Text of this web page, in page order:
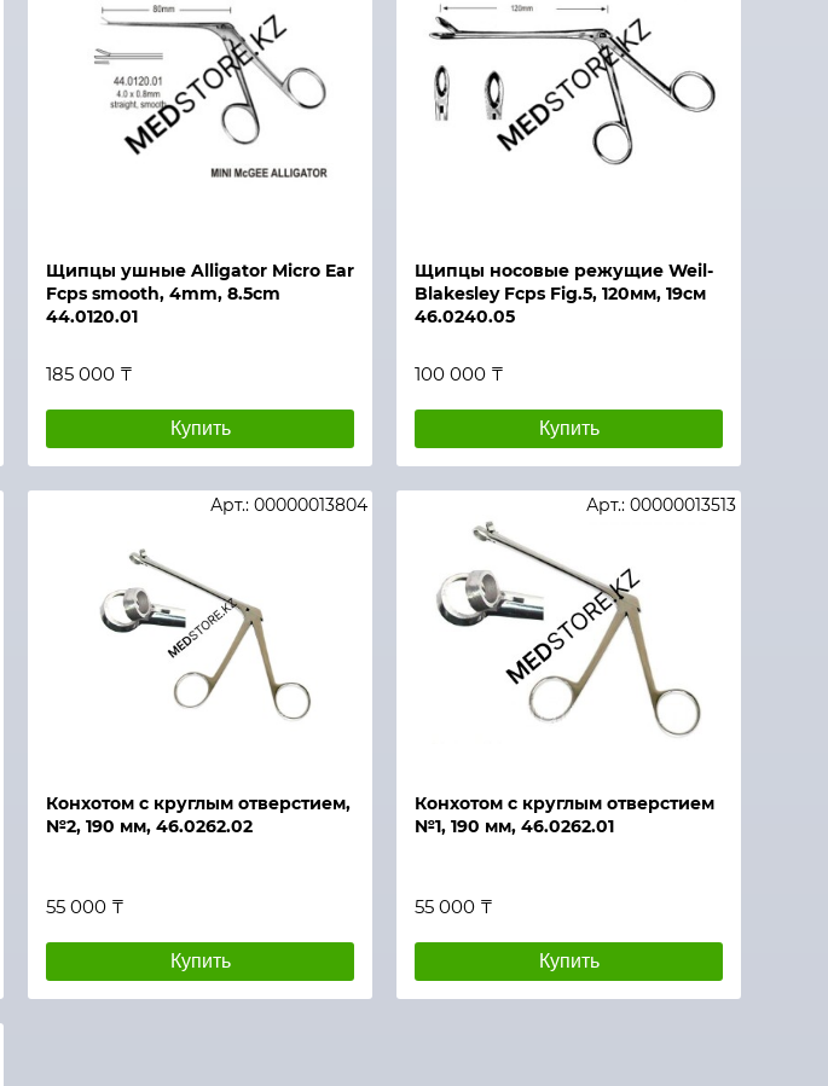
Щипцы ушные Alligator Micro Ear
Fcps smooth, 4mm, 8.5cm
44.0120.01
185 000 ₸
Купить
Щипцы носовые режущие Weil-
Blakesley Fcps Fig.5, 120мм, 19см
46.0240.05
100 000 ₸
Купить
Конхотом с круглым отверстием,
№2, 190 мм, 46.0262.02
Арт.: 00000013804
55 000 ₸
Купить
Конхотом с круглым отверстием
№1, 190 мм, 46.0262.01
Арт.: 00000013513
55 000 ₸
Купить